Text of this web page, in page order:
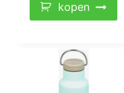
kopen